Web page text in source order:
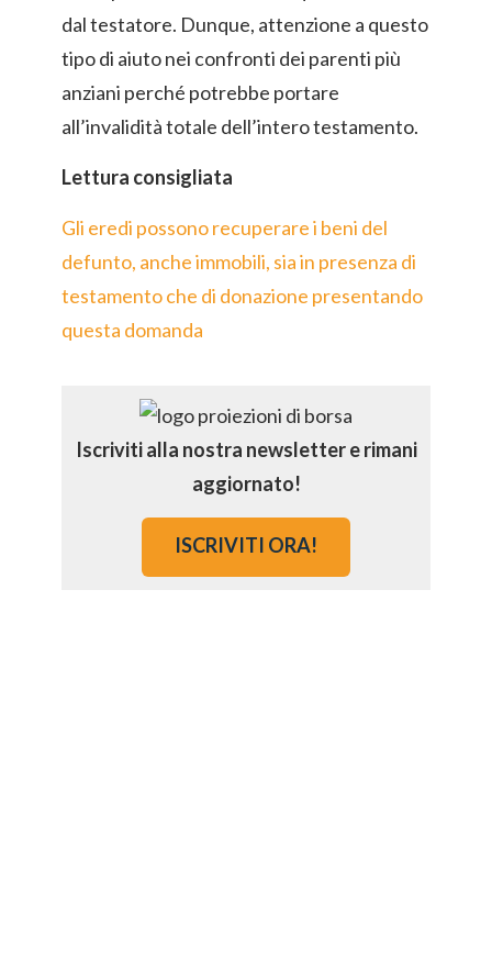
dal testatore. Dunque, attenzione a questo
tipo di aiuto nei confronti dei parenti più
anziani perché potrebbe portare
all’invalidità totale dell’intero testamento.
Lettura consigliata
Gli eredi possono recuperare i beni del
defunto, anche immobili, sia in presenza di
testamento che di donazione presentando
questa domanda
Iscriviti alla nostra newsletter e rimani
aggiornato!
ISCRIVITI ORA!